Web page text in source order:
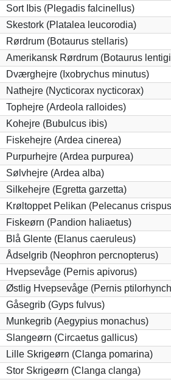
Sort Ibis (Plegadis falcinellus)
Skestork (Platalea leucorodia)
Rørdrum (Botaurus stellaris)
Amerikansk Rørdrum (Botaurus
Dværghejre (Ixobrychus minutus)
Nathejre (Nycticorax nycticorax)
Tophejre (Ardeola ralloides)
Kohejre (Bubulcus ibis)
Fiskehejre (Ardea cinerea)
Purpurhejre (Ardea purpurea)
Sølvhejre (Ardea alba)
Silkehejre (Egretta garzetta)
Krøltoppet Pelikan (Pelecanus
Fiskeørn (Pandion haliaetus)
Blå Glente (Elanus caeruleus)
Ådselgrib (Neophron percnopterus)
Hvepsevåge (Pernis apivorus)
Østlig Hvepsevåge (Pernis
Gåsegrib (Gyps fulvus)
Munkegrib (Aegypius monachus)
Slangeørn (Circaetus gallicus)
Lille Skrigeørn (Clanga pomarina)
Stor Skrigeørn (Clanga clanga)